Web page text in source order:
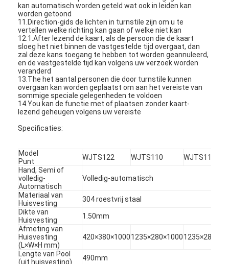
Thuis
Producten
Video's
kan automatisch worden geteld wat ook in leiden kan
worden getoond
11.Direction-gids de lichten in turnstile zijn om u te
vertellen welke richting kan gaan of welke niet kan
12.1.After lezend de kaart, als de persoon die de kaart
sloeg het niet binnen de vastgestelde tijd overgaat, dan
zal deze kans toegang te hebben tot worden geannuleerd,
en de vastgestelde tijd kan volgens uw verzoek worden
veranderd
13.The het aantal personen die door turnstile kunnen
overgaan kan worden geplaatst om aan het vereiste van
sommige speciale gelegenheden te voldoen
14.You kan de functie met of plaatsen zonder kaart-
lezend geheugen volgens uw vereiste
Specificaties:
Model
Punt
WJTS122 WJTS110
WJTS112
Hand, Semi of
volledig-
Automatisch
Volledig-automatisch
Materiaal van
Huisvesting
304 roestvrij staal
Dikte van
Huisvesting
1.50mm
Afmeting van
Huisvesting
(L×W×H mm)
420×380×10001235×280×1000
Lengte van Pool
(uit huisvesting)
490mm